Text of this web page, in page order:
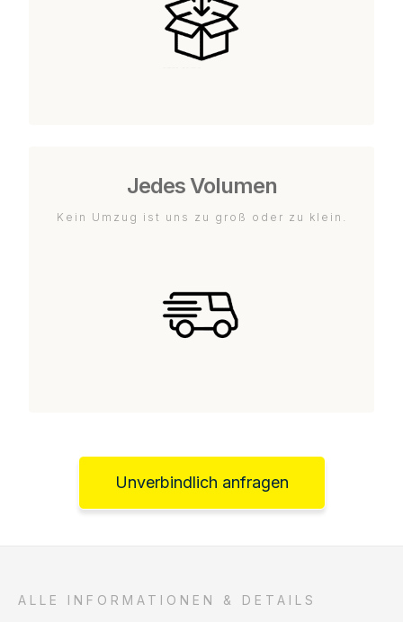
Jedes Volumen
Kein Umzug ist uns zu groß oder zu klein.
Unverbindlich anfragen
ALLE INFORMATIONEN & DETAILS